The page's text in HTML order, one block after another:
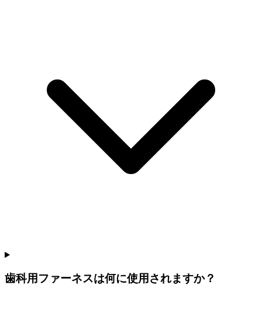
歯科用ファーネスは何に使用されますか？